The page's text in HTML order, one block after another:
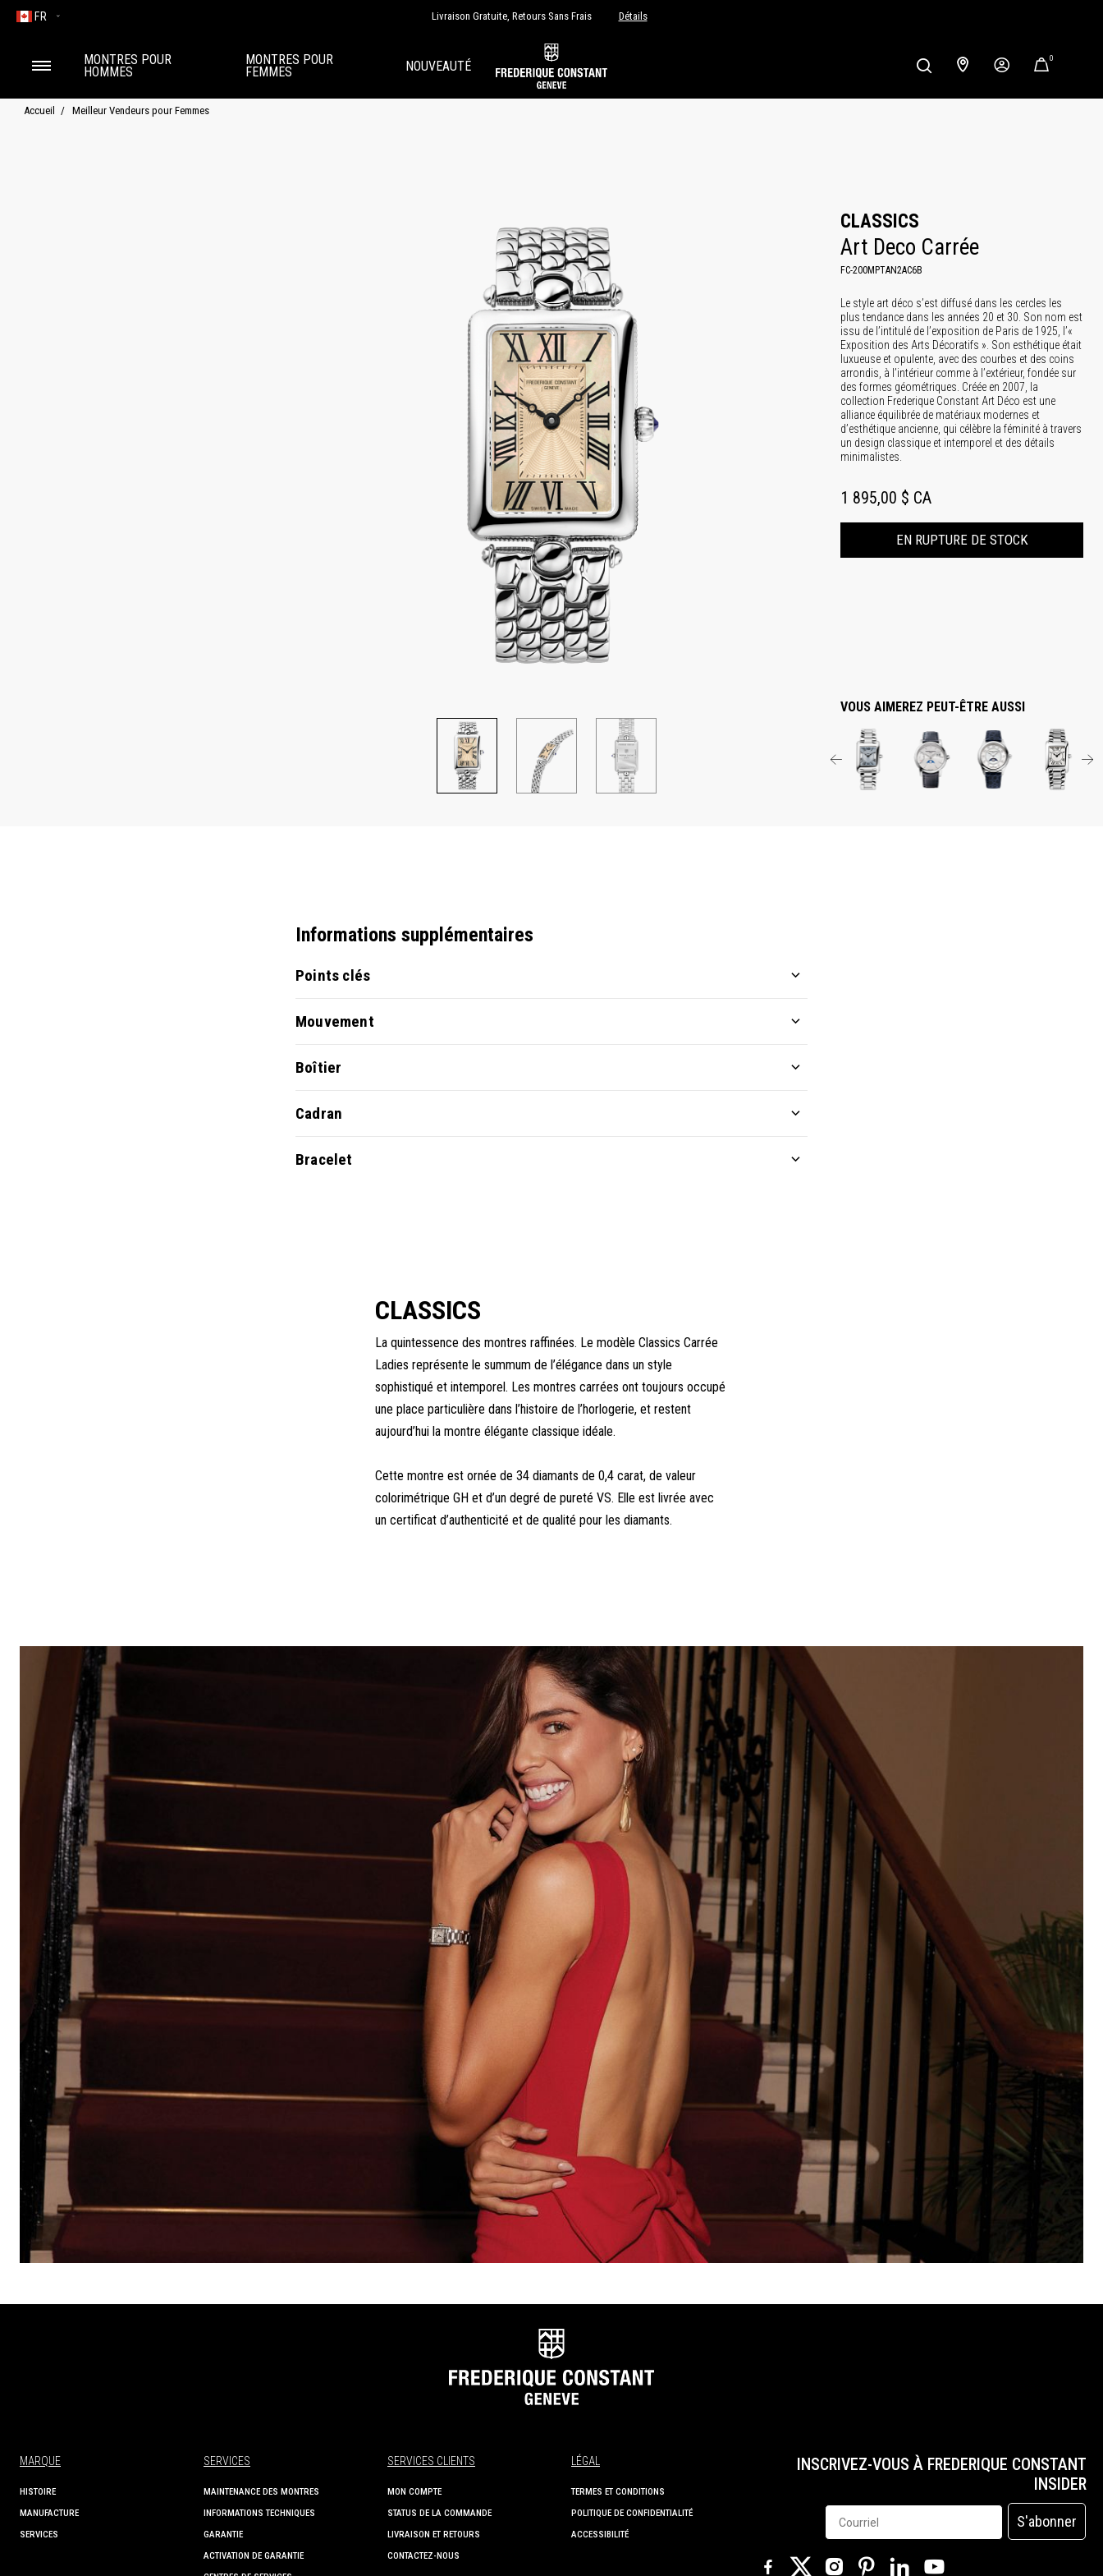
FR Livraison Gratuite, Retours Sans Frais Détails
MONTRES POUR
HOMMES
MONTRES POUR
FEMMES NOUVEAUTÉ 0
Accueil Meilleur Vendeurs pour Femmes
CLASSICS
Art Deco Carrée
FC-200MPTAN2AC6B
Le style art déco s’est diffusé dans les cercles les
plus tendance dans les années 20 et 30. Son nom est
issu de l’intitulé de l’exposition de Paris de 1925, l’«
Exposition des Arts Décoratifs ». Son esthétique était
luxueuse et opulente, avec des courbes et des coins
arrondis, à l’intérieur comme à l’extérieur, fondée sur
des formes géométriques. Créée en 2007, la
collection Frederique Constant Art Déco est une
alliance équilibrée de matériaux modernes et
d’esthétique ancienne, qui célèbre la féminité à travers
un design classique et intemporel et des détails
minimalistes.
1 895,00 $ CA
EN RUPTURE DE STOCK
VOUS AIMEREZ PEUT-ÊTRE AUSSI
Informations supplémentaires
Points clés
Mouvement
Boîtier
Cadran
Bracelet
CLASSICS
La quintessence des montres raffinées. Le modèle Classics Carrée
Ladies représente le summum de l’élégance dans un style
sophistiqué et intemporel. Les montres carrées ont toujours occupé
une place particulière dans l’histoire de l’horlogerie, et restent
aujourd’hui la montre élégante classique idéale.
Cette montre est ornée de 34 diamants de 0,4 carat, de valeur
colorimétrique GH et d’un degré de pureté VS. Elle est livrée avec
un certificat d’authenticité et de qualité pour les diamants.
MARQUE
HISTOIRE
MANUFACTURE
SERVICES
SERVICES
MAINTENANCE DES MONTRES
INFORMATIONS TECHNIQUES
GARANTIE
ACTIVATION DE GARANTIE
SERVICES CLIENTS
MON COMPTE
STATUS DE LA COMMANDE
LIVRAISON ET RETOURS
CONTACTEZ-NOUS
LÉGAL
TERMES ET CONDITIONS
POLITIQUE DE CONFIDENTIALITÉ
ACCESSIBILITÉ
INSCRIVEZ-VOUS À FREDERIQUE CONSTANT
INSIDER
S'abonner